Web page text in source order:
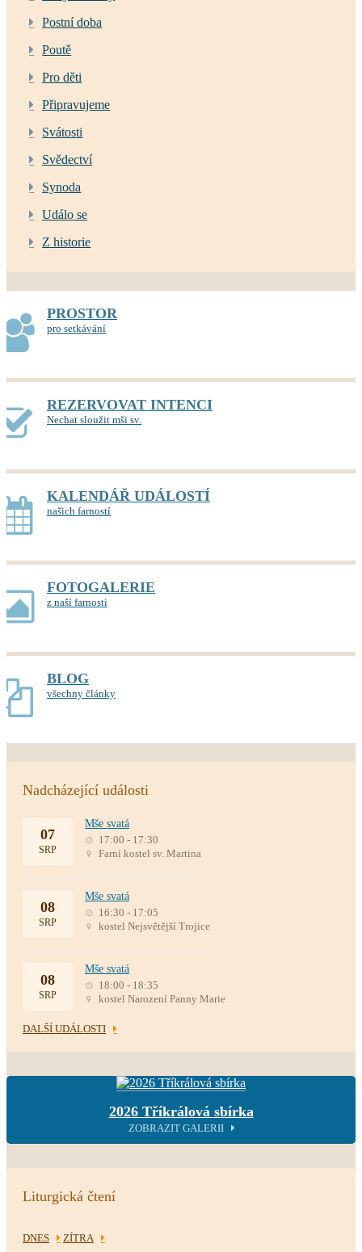
Postní doba
Poutě
Pro děti
Připravujeme
Svátosti
Svědectví
Synoda
Událo se
Z historie
PROSTOR
pro setkávání
REZERVOVAT INTENCI
Nechat sloužit mši sv.
KALENDÁŘ UDÁLOSTÍ
našich farností
FOTOGALERIE
z naší farnosti
BLOG
všechny články
Nadcházející události
07
SRP
Mše svatá
17:00 - 17:30
Farní kostel sv. Martina
08
SRP
Mše svatá
16:30 - 17:05
kostel Nejsvětější Trojice
08
SRP
Mše svatá
18:00 - 18:35
kostel Narození Panny Marie
DALŠÍ UDÁLOSTI
2026 Tříkrálová sbírka
ZOBRAZIT GALERII
Liturgická čtení
DNES
ZÍTRA